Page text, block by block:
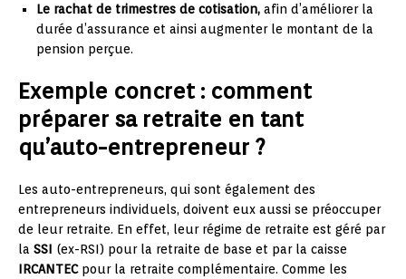
Le rachat de trimestres de cotisation, afin d’améliorer la
durée d’assurance et ainsi augmenter le montant de la
pension perçue.
Exemple concret : comment
préparer sa retraite en tant
qu’auto-entrepreneur ?
Les auto-entrepreneurs, qui sont également des
entrepreneurs individuels, doivent eux aussi se préoccuper
de leur retraite. En effet, leur régime de retraite est géré par
la SSI (ex-RSI) pour la retraite de base et par la caisse
IRCANTECpour la retraite complémentaire. Comme les